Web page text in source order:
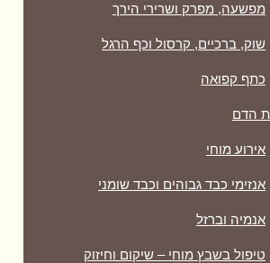
מפשעה, מפרק ושרירי הירך
שוק, ברכיים, קרסול וכף הרגל
כתף קפואה
הדם
אירוע מוחי
אנזימי כבד גבוהים וכבד שומני
אנמיה וברזל
טיפול בשבץ מוחי – שיקום וחיזוק